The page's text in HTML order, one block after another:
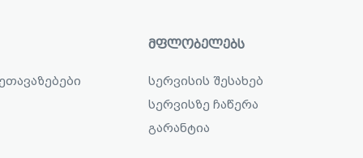
ᲛᲤᲚᲝᲑᲔᲚᲔᲑᲡ
სერვისის შესახებ
სერვისზე ჩაწერა
გარანტია